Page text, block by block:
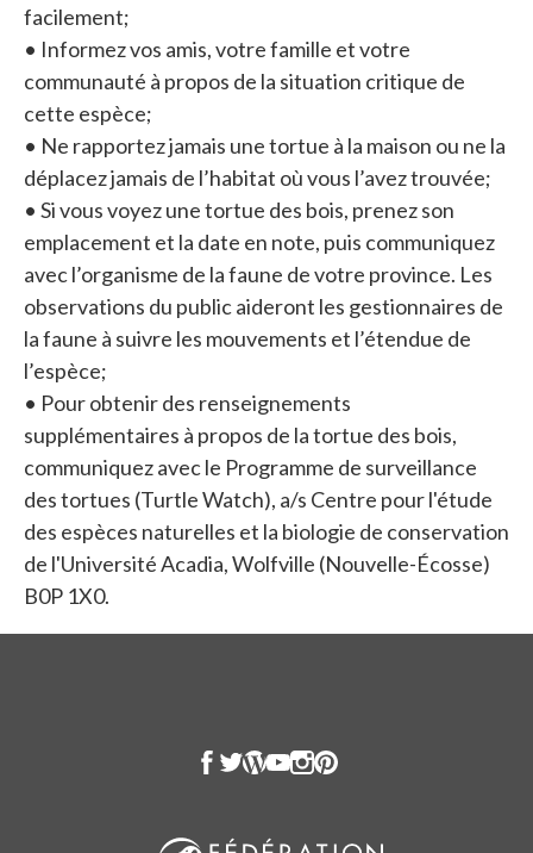
facilement;
• Informez vos amis, votre famille et votre
communauté à propos de la situation critique de
cette espèce;
• Ne rapportez jamais une tortue à la maison ou ne la
déplacez jamais de l’habitat où vous l’avez trouvée;
• Si vous voyez une tortue des bois, prenez son
emplacement et la date en note, puis communiquez
avec l’organisme de la faune de votre province. Les
observations du public aideront les gestionnaires de
la faune à suivre les mouvements et l’étendue de
l’espèce;
• Pour obtenir des renseignements
supplémentaires à propos de la tortue des bois,
communiquez avec le Programme de surveillance
des tortues (Turtle Watch), a/s Centre pour l'étude
des espèces naturelles et la biologie de conservation
de l'Université Acadia, Wolfville (Nouvelle-Écosse)
B0P 1X0.